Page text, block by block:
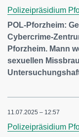
Polizeipräsidium
POL-Pforzheim:
Cybercrime-
Pforzheim. Mann
sexuellen
11.07.2025 – 12:57
Polizeipräsidium